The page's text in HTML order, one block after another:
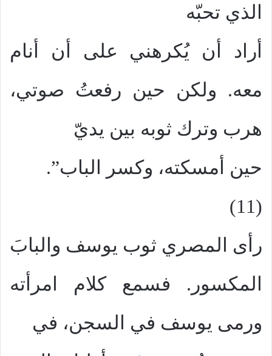
الذي تحبّه
أراد أن يُكرهني على أن أنام
معه. ولكن حين رفعتُ صوتي،
هرب وترك ثوبه بين يديّ
حين أمسكته، وكسر الباب”.
(11)
رأى المصري ثوب يوسف والبابَ
المكسور. فسمع كلام امرأته
ورمى يوسف في السجن، في